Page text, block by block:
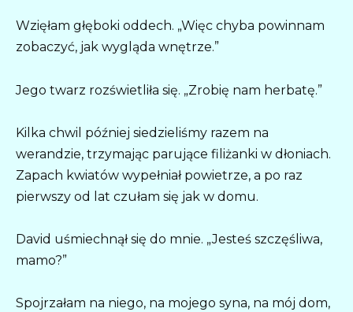
Wzięłam głęboki oddech. „Więc chyba powinnam
zobaczyć, jak wygląda wnętrze.”
Jego twarz rozświetliła się. „Zrobię nam herbatę.”
Kilka chwil później siedzieliśmy razem na
werandzie, trzymając parujące filiżanki w dłoniach.
Zapach kwiatów wypełniał powietrze, a po raz
pierwszy od lat czułam się jak w domu.
David uśmiechnął się do mnie. „Jesteś szczęśliwa,
mamo?”
Spojrzałam na niego, na mojego syna, na mój dom,